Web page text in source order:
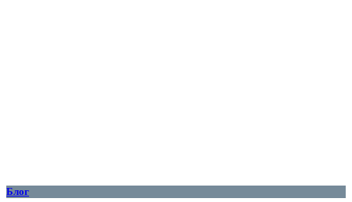
Блог